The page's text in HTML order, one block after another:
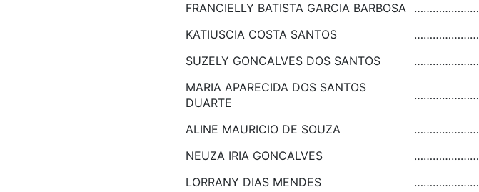
FRANCIELLY BATISTA GARCIA BARBOSA
…………………
KATIUSCIA COSTA SANTOS
…………………
SUZELY GONCALVES DOS SANTOS
…………………
MARIA APARECIDA DOS SANTOS
DUARTE
…………………
ALINE MAURICIO DE SOUZA …………………
NEUZA IRIA GONCALVES
…………………
LORRANY DIAS MENDES
…………………